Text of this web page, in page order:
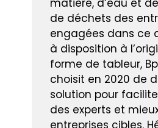
matière, d’eau et
de déchets des
engagées dans ce
à disposition à
forme de tableur,
choisit en 2020 de
solution pour
des experts et
entreprises cibles.